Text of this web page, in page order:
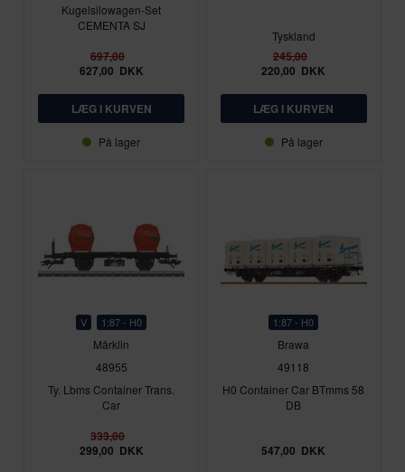
Kugelsilowagen-Set
CEMENTA SJ
697,00
627,00 DKK
På lager
Tyskland
245,00
220,00 DKK
På lager
V 1:87 - H0
Märklin
48955
Ty. Lbms Container Trans.
Car
333,00
299,00 DKK
1:87 - H0
Brawa
49118
H0 Container Car BTmms 58
DB
547,00 DKK